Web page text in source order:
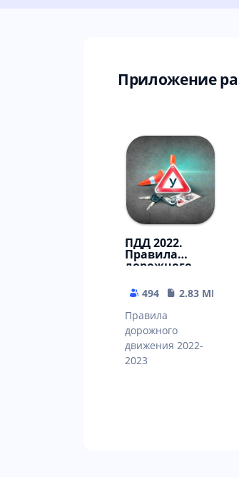
Приложение
ПДД 2022.
Правила
дорожного
2022-2023
494
2.83 MB
Правила
дорожного
движения 2022-
2023